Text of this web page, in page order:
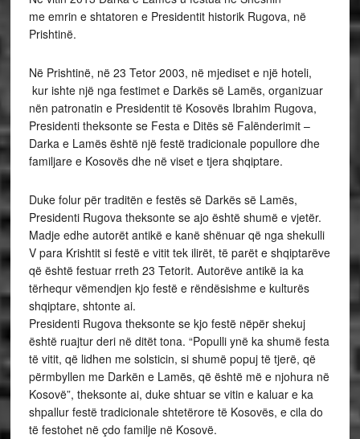
me emrin e shtatoren e Presidentit historik Rugova, në
Prishtinë.
Në Prishtinë, në 23 Tetor 2003, në mjediset e një hoteli,
kur ishte një nga festimet e Darkës së Lamës, organizuar
nën patronatin e Presidentit të Kosovës Ibrahim Rugova,
Presidenti theksonte se Festa e Ditës së Falënderimit –
Darka e Lamës është një festë tradicionale popullore dhe
familjare e Kosovës dhe në viset e tjera shqiptare.
Duke folur për traditën e festës së Darkës së Lamës,
Presidenti Rugova theksonte se ajo është shumë e vjetër.
Madje edhe autorët antikë e kanë shënuar që nga shekulli
V para Krishtit si festë e vitit tek ilirët, të parët e shqiptarëve
që është festuar rreth 23 Tetorit. Autorëve antikë ia ka
tërhequr vëmendjen kjo festë e rëndësishme e kulturës
shqiptare, shtonte ai.
Presidenti Rugova theksonte se kjo festë nëpër shekuj
është ruajtur deri në ditët tona. “Populli ynë ka shumë festa
të vitit, që lidhen me solsticin, si shumë popuj të tjerë, që
përmbyllen me Darkën e Lamës, që është më e njohura në
Kosovë”, theksonte ai, duke shtuar se vitin e kaluar e ka
shpallur festë tradicionale shtetërore të Kosovës, e cila do
të festohet në çdo familje në Kosovë.